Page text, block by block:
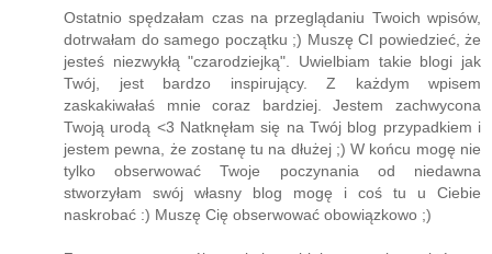
Ostatnio spędzałam czas na przeglądaniu Twoich wpisów,
dotrwałam do samego początku ;) Muszę CI powiedzieć, że
jesteś niezwykłą "czarodziejką". Uwielbiam takie blogi jak
Twój, jest bardzo inspirujący. Z każdym wpisem
zaskakiwałaś mnie coraz bardziej. Jestem zachwycona
Twoją urodą <3 Natknęłam się na Twój blog przypadkiem i
jestem pewna, że zostanę tu na dłużej ;) W końcu mogę nie
tylko obserwować Twoje poczynania od niedawna
stworzyłam swój własny blog mogę i coś tu u Ciebie
naskrobać :) Muszę Cię obserwować obowiązkowo ;)